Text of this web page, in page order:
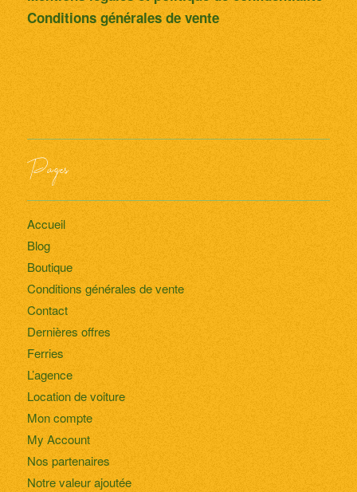
Conditions générales de vente
Pages
Accueil
Blog
Boutique
Conditions générales de vente
Contact
Dernières offres
Ferries
L’agence
Location de voiture
Mon compte
My Account
Nos partenaires
Notre valeur ajoutée